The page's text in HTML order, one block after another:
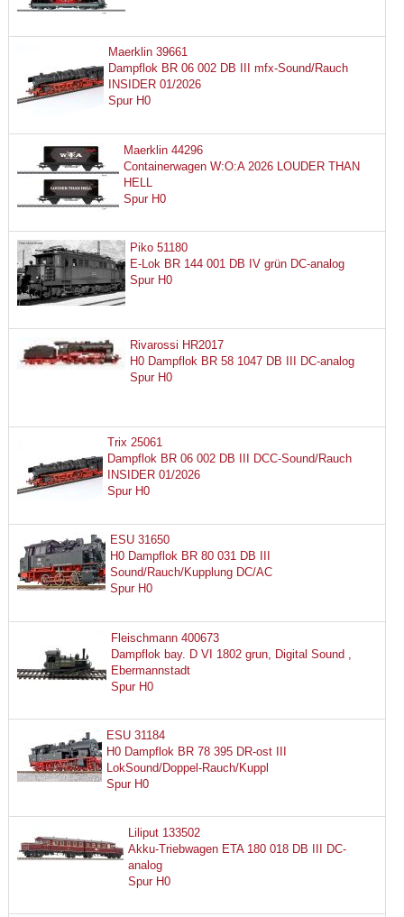
Maerklin 39661
Dampflok BR 06 002 DB III mfx-Sound/Rauch
INSIDER 01/2026
Spur H0
Maerklin 44296
Containerwagen W:O:A 2026 LOUDER THAN
HELL
Spur H0
Piko 51180
E-Lok BR 144 001 DB IV grün DC-analog
Spur H0
Rivarossi HR2017
H0 Dampflok BR 58 1047 DB III DC-analog
Spur H0
Trix 25061
Dampflok BR 06 002 DB III DCC-Sound/Rauch
INSIDER 01/2026
Spur H0
ESU 31650
H0 Dampflok BR 80 031 DB III
Sound/Rauch/Kupplung DC/AC
Spur H0
Fleischmann 400673
Dampflok bay. D VI 1802 grun, Digital Sound ,
Ebermannstadt
Spur H0
ESU 31184
H0 Dampflok BR 78 395 DR-ost III
LokSound/Doppel-Rauch/Kuppl
Spur H0
Liliput 133502
Akku-Triebwagen ETA 180 018 DB III DC-
analog
Spur H0